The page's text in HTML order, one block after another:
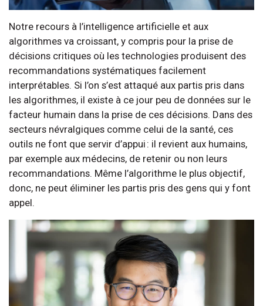
Notre recours à l’intelligence artificielle et aux
algorithmes va croissant, y compris pour la prise de
décisions critiques où les technologies produisent des
recommandations systématiques facilement
interprétables. Si l’on s’est attaqué aux partis pris dans
les algorithmes, il existe à ce jour peu de données sur le
facteur humain dans la prise de ces décisions. Dans des
secteurs névralgiques comme celui de la santé, ces
outils ne font que servir d’appui : il revient aux humains,
par exemple aux médecins, de retenir ou non leurs
recommandations. Même l’algorithme le plus objectif,
donc, ne peut éliminer les partis pris des gens qui y font
appel.